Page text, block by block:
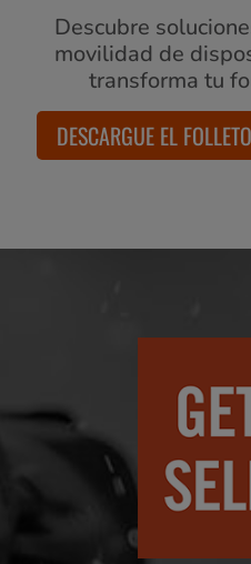
Descubre
movilidad de
transforma tu
DESCARGUE EL FOLLETO